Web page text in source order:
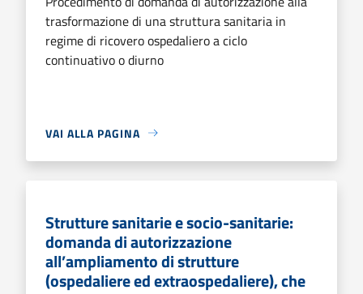
trasformazione di una struttura sanitaria in
regime di ricovero ospedaliero a ciclo
continuativo o diurno
VAI ALLA PAGINA
Strutture sanitarie e socio-sanitarie:
domanda di autorizzazione
all’ampliamento di strutture
(ospedaliere ed extraospedaliere), che